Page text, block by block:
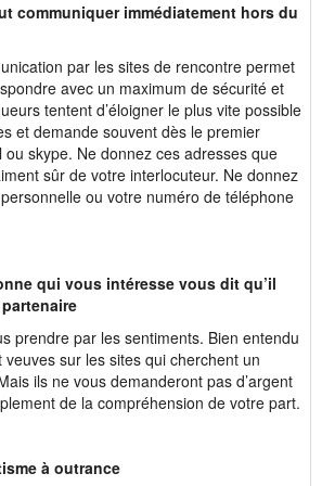
communiquer immédiatement hors du
par les sites de rencontre permet
avec un maximum de sécurité et
tentent d’éloigner le plus vite possible
et demande souvent dès le premier
ou skype. Ne donnez ces adresses que
sûr de votre interlocuteur. Ne donnez
ou votre numéro de téléphone
qui vous intéresse vous dit qu’il
prendre par les sentiments. Bien entendu
sur les sites qui cherchent un
ils ne vous demanderont pas d’argent
de la compréhension de votre part.
à outrance